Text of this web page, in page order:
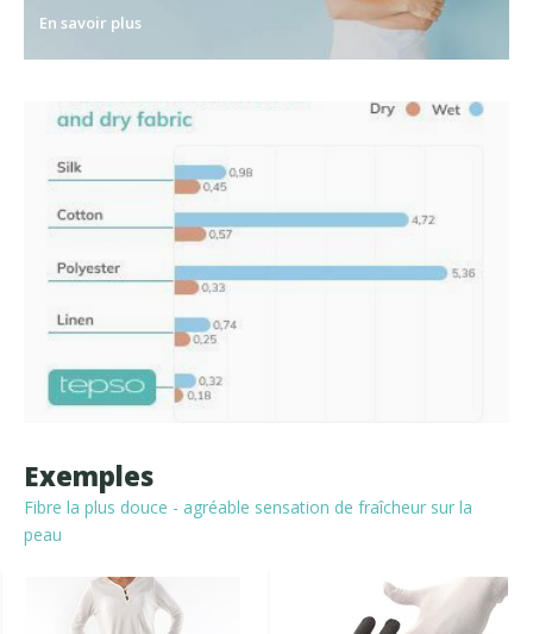
En savoir plus
Exemples
Fibre la plus douce - agréable sensation de fraîcheur sur la
peau